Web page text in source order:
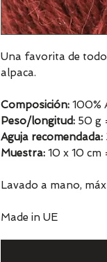
Una favorita de
alpaca.
Composición: 100%
Peso/longitud: 50 g
Aguja recomendada:
Muestra: 10 x 10 cm
Lavado a mano,
Made in UE